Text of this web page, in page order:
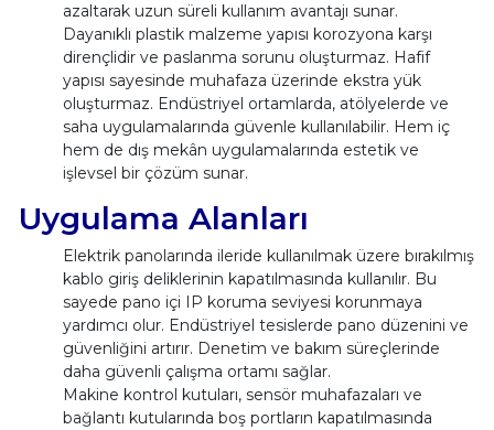
azaltarak uzun süreli kullanım avantajı sunar.
Dayanıklı plastik malzeme yapısı korozyona karşı
dirençlidir ve paslanma sorunu oluşturmaz. Hafif
yapısı sayesinde muhafaza üzerinde ekstra yük
oluşturmaz. Endüstriyel ortamlarda, atölyelerde ve
saha uygulamalarında güvenle kullanılabilir. Hem iç
hem de dış mekân uygulamalarında estetik ve
işlevsel bir çözüm sunar.
Uygulama Alanları
Elektrik panolarında ileride kullanılmak üzere bırakılmış
kablo giriş deliklerinin kapatılmasında kullanılır. Bu
sayede pano içi IP koruma seviyesi korunmaya
yardımcı olur. Endüstriyel tesislerde pano düzenini ve
güvenliğini artırır. Denetim ve bakım süreçlerinde
daha güvenli çalışma ortamı sağlar.
Makine kontrol kutuları, sensör muhafazaları ve
bağlantı kutularında boş portların kapatılmasında